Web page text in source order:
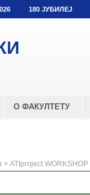
180 ЈУБИЛЕЈ
О ФАКУЛТЕТУ
> ATIproject WORKSHOP